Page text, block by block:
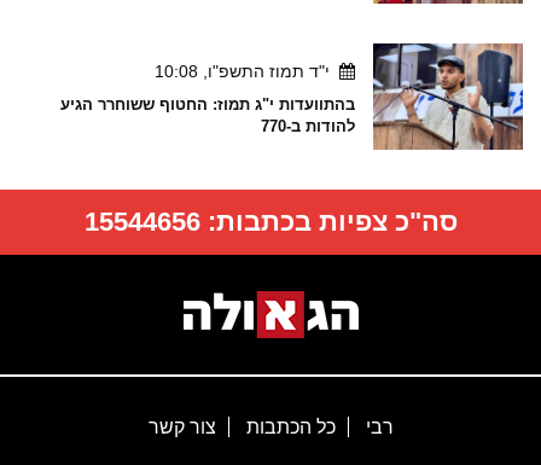
י"ד תמוז התשפ"ו, 10:08
בהתוועדות י"ג תמוז: החטוף ששוחרר הגיע
להודות ב-770
סה"כ צפיות בכתבות:15544656
רבי כל הכתבות צור קשר